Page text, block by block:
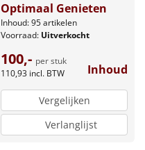
Optimaal Genieten
Inhoud: 95 artikelen
Voorraad: Uitverkocht
100,- per stuk
110,93 incl. BTW Inhoud
Vergelijken
Verlanglijst